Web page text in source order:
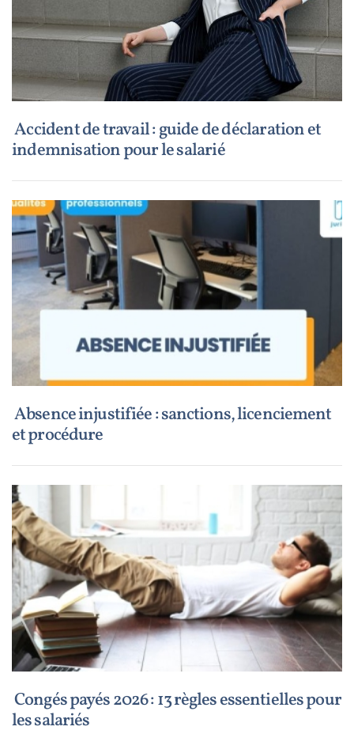
Accident de travail : guide de déclaration et
indemnisation pour le salarié
Absence injustifiée : sanctions, licenciement
et procédure
Congés payés 2026 : 13 règles essentielles pour
les salariés